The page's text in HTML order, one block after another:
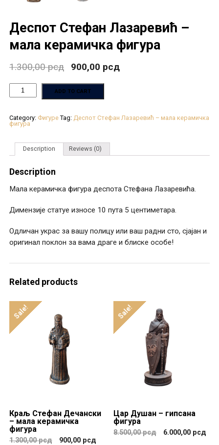
Деспот Стефан Лазаревић –
мала керамичка фигура
1.300,00рсд 900,00 рсд
ADD TO CART
Category: Фигуре Tag: Деспот Стефан Лазаревић – мала керамичка
фигура
Description Reviews (0)
Description
Мала керамичка фигура деспота Стефана Лазаревића.
Димензије статуе износе 10 пута 5 центиметара.
Одличан украс за вашу полицу или ваш радни сто, сјајан и
оригинал поклон за вама драге и блиске особе!
Related products
Sale!
Краљ Стефан Дечански
– мала керамичка
фигура
1.300,00рсд 900,00 рсд
Sale!
Цар Душан – гипсана
фигура
8.500,00рсд 6.000,00 рсд